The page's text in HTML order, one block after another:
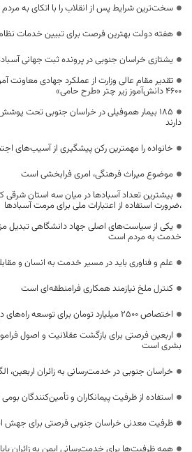
سخت‌ترین شرایط پس از انقلاب را با اتکای به
هفته دولت بهترین فرصت برای تبیین خدمات
یشتازی خراسان جنوبی در پرونده ثبت جهانی
تقدیر مقام عالی وزارت از عملکرد جهادی معاونت
۴۶۰۰ دانش‌آموز زیر چتر «طرح حامی»
۱۸۵ بیمار هموفیلی در خراسان جنوبی تحت
دارند
خانواده را مهمترین رکن پیشگیری از آسیب‌های
موضوع میراث فرهنگی، امری فرابخشی است
بیشترین تعداد آسبادها در میان سه استان شرقی
،ضرورت استفاده از اعتبارات ملی برای مرمت آسبادها
یکی از سیاست‌های اصلی جهاد دانشگاهی تبدیل
خدمت به مردم است
علم و فناوری باید در مسیر خدمت به انسان و
کنترل ملخ نیازمند همکاری فرامنطقه‌ای است
اختصاص 2500 میلیارد تومان برای توسعه راه‌های دوبانده خراسان جنوبی
اربعین فرصتی برای بازگشت عقلانیت و اصول
بشری است
خراسان جنوبی در خدمت‌رسانی به زائران
استفاده از ظرفیت پیمانکاران و تأمین‌کنندگان
ظرفیت معدنی خراسان جنوبی فرصتی برای جهش
همه ظرفیت‌ها برای خدمت‌رسانی ایمن به زائران